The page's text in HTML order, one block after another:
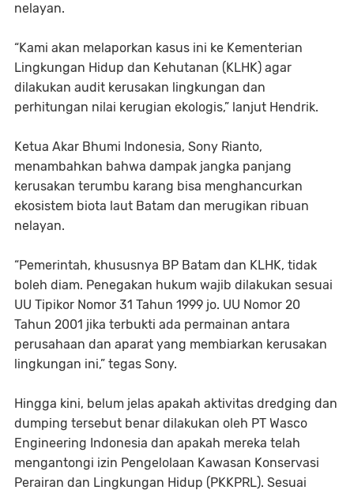
nelayan.
“Kami akan melaporkan kasus ini ke Kementerian
Lingkungan Hidup dan Kehutanan (KLHK) agar
dilakukan audit kerusakan lingkungan dan
perhitungan nilai kerugian ekologis,” lanjut Hendrik.
Ketua Akar Bhumi Indonesia, Sony Rianto,
menambahkan bahwa dampak jangka panjang
kerusakan terumbu karang bisa menghancurkan
ekosistem biota laut Batam dan merugikan ribuan
nelayan.
“Pemerintah, khususnya BP Batam dan KLHK, tidak
boleh diam. Penegakan hukum wajib dilakukan sesuai
UU Tipikor Nomor 31 Tahun 1999 jo. UU Nomor 20
Tahun 2001 jika terbukti ada permainan antara
perusahaan dan aparat yang membiarkan kerusakan
lingkungan ini,” tegas Sony.
Hingga kini, belum jelas apakah aktivitas dredging dan
dumping tersebut benar dilakukan oleh PT Wasco
Engineering Indonesia dan apakah mereka telah
mengantongi izin Pengelolaan Kawasan Konservasi
Perairan dan Lingkungan Hidup (PKKPRL). Sesuai